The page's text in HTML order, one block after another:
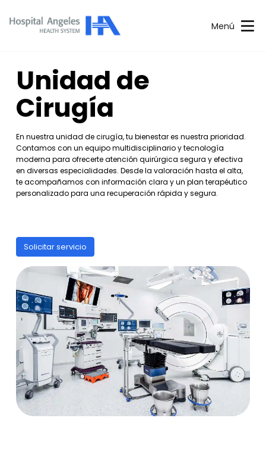
Menú
Unidad de
Cirugía
En nuestra unidad de cirugía, tu bienestar es nuestra prioridad.
Contamos con un equipo multidisciplinario y tecnología
moderna para ofrecerte atención quirúrgica segura y efectiva
en diversas especialidades. Desde la valoración hasta el alta,
te acompañamos con información clara y un plan terapéutico
personalizado para una recuperación rápida y segura.
Solicitar servicio